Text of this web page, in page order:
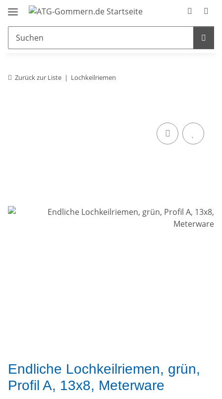
Zurück zur Liste Lochkeilriemen
Endliche Lochkeilriemen, grün,
Profil A, 13x8, Meterware